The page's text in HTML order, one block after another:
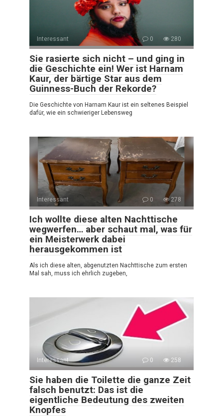
Interessant 0 280
Sie rasierte sich nicht – und ging in
die Geschichte ein! Wer ist Harnam
Kaur, der bärtige Star aus dem
Guinness-Buch der Rekorde?
Die Geschichte von Harnam Kaur ist ein seltenes Beispiel
dafür, wie ein schwieriger Lebensweg
Interessant 0 278
Ich wollte diese alten Nachttische
wegwerfen… aber schaut mal, was für
ein Meisterwerk dabei
herausgekommen ist
Als ich diese alten, abgenutzten Nachttische zum ersten
Mal sah, muss ich ehrlich zugeben,
Interessant 0 258
Sie haben die Toilette die ganze Zeit
falsch benutzt: Das ist die
eigentliche Bedeutung des zweiten
Knopfes